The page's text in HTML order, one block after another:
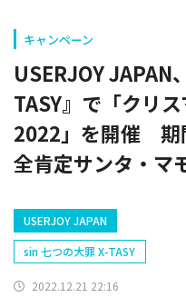
キャンペーン
USERJOY JAPAN
TASY』で「クリ
2022」を開催 期
全肯定サンタ・マ
USERJOY JAPAN
sin 七つの大罪 X-TASY
2022.12.21 22:16